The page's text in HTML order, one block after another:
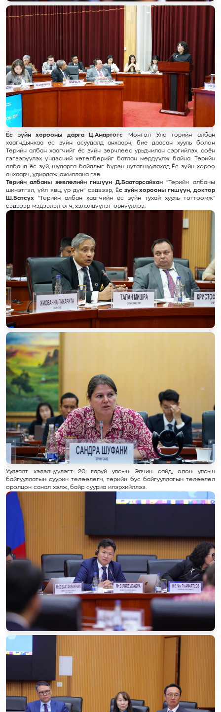
Ёс зүйн хорооны дарга Ц.Амартөгс
Монгол Улс төрийн албан
хаагчдынхаа ёс зүйн асуудалд анхаарч, бие даасан хууль болон
Төрийн албан хаагчийг ёс зүйн зөрчлөөс урьдчилан сэргийлэх, соён
гэгээрүүлэх үндэсний хөтөлбөрийг батлан мөрдүүлж байна. Төрийн
албанд ёс зүй, шударга байдлыг бүрэн нутагшуулахад Ёс зүйн хороо
анхаарч, удирдаж ажиллана гэв.
Төрийн албаны зөвлөлийн гишүүн Д.Баатарсайхан “Төрийн албаны
шинэтгэл, үйл явц, үр дүн” сэдвээр, Ёс зүйн хорооны гишүүн, доктор
Ш.Батсүх “Төрийн албан хаагчийн ёс зүйн тухай хууль тогтоомж”
сэдвээр мэдээлэл өгч, хэлэлцүүлэг өрнүүллээ.
Уулзалт хэлэлцүүлэгт 20 гаруй улсын Элчин сайд, олон улсын
байгууллагын суурин төлөөлөгч, төрийн бус байгууллагын төлөөлөл
оролцон санал хэлж, байр сууриа илэрхийллээ.